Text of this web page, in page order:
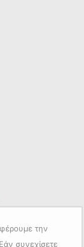
την
συνεχίσετε